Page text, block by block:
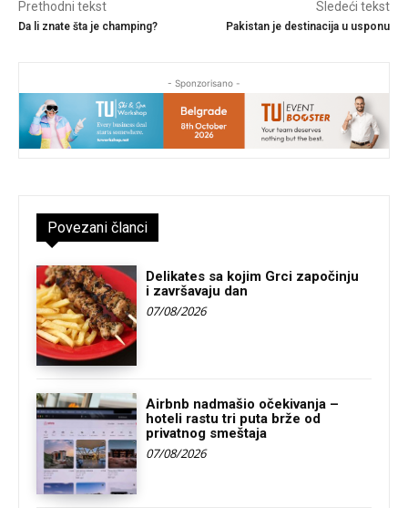
Prethodni tekst
Da li znate šta je champing?
Sledeći tekst
Pakistan je destinacija u usponu
- Sponzorisano -
Povezani članci
Delikates sa kojim Grci započinju
i završavaju dan
07/08/2026
Airbnb nadmašio očekivanja –
hoteli rastu tri puta brže od
privatnog smeštaja
07/08/2026